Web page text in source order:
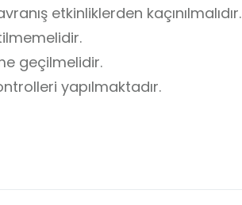
etkinliklerden kaçınılmalıdır.
geçilmelidir.
yapılmaktadır.